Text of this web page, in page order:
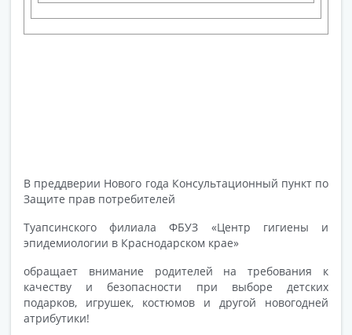
В преддверии Нового года Консультационный пункт по
Защите прав потребителей
Туапсинского филиала ФБУЗ «Центр гигиены и
эпидемиологии в Краснодарском крае»
обращает внимание родителей на требования к
качеству и безопасности при выборе детских
подарков, игрушек, костюмов и другой новогодней
атрибутики!